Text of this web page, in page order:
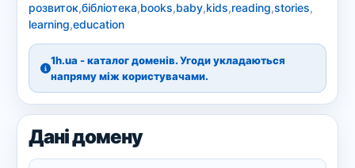
розвиток,бібліотека,books,baby,kids,reading,stories,
learning,education
1h.ua - каталог доменів. Угоди укладаються
напряму між користувачами.
Дані домену